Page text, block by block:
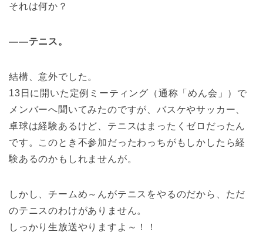
それは何か？
――テニス。
結構、意外でした。
13日に開いた定例ミーティング（通称「めん会」）で
メンバーへ聞いてみたのですが、バスケやサッカー、
卓球は経験あるけど、テニスはまったくゼロだったん
です。このとき不参加だったわっちがもしかしたら経
験あるのかもしれませんが。
しかし、チームめ～んがテニスをやるのだから、ただ
のテニスのわけがありません。
しっかり生放送やりますよ～！！